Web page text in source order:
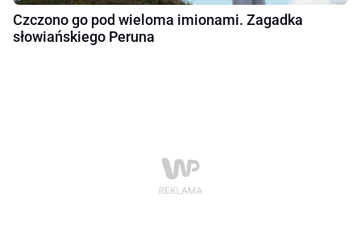
Czczono go pod wieloma imionami. Zagadka
słowiańskiego Peruna